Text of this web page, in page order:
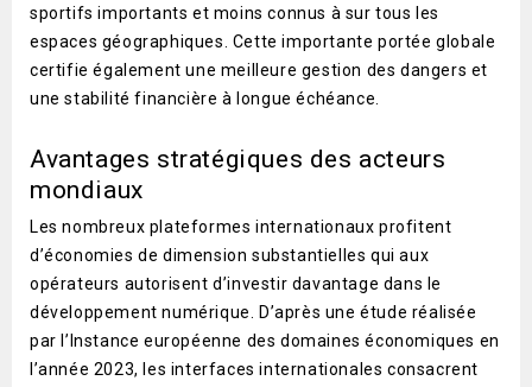
sportifs importants et moins connus à sur tous les
espaces géographiques. Cette importante portée globale
certifie également une meilleure gestion des dangers et
une stabilité financière à longue échéance.
Avantages stratégiques des acteurs
mondiaux
Les nombreux plateformes internationaux profitent
d’économies de dimension substantielles qui aux
opérateurs autorisent d’investir davantage dans le
développement numérique. D’après une étude réalisée
par l’Instance européenne des domaines économiques en
l’année 2023, les interfaces internationales consacrent